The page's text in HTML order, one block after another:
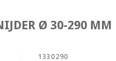
Ø 30-290 MM
1330290